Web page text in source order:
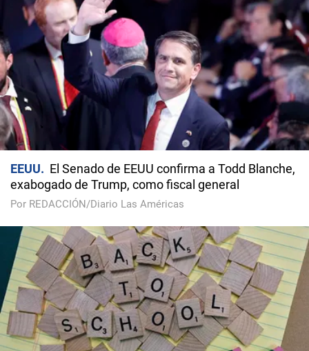
EEUU
El Senado de EEUU confirma a Todd Blanche,
exabogado de Trump, como fiscal general
Por REDACCIÓN/Diario Las Américas